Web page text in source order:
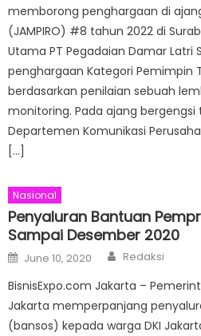
memborong penghargaan di ajang
(JAMPIRO) #8 tahun 2022 di
Utama PT Pegadaian Damar Latri
penghargaan Kategori Pemimpin
berdasarkan penilaian sebuah
monitoring. Pada ajang bergengsi
Departemen Komunikasi
[…]
Nasional
Penyaluran Bantuan
Sampai Desember 2020
Posted
on
June 10, 2020 Author
Redaksi
BisnisExpo.com Jakarta –
Jakarta memperpanjang
(bansos) kepada warga DKI